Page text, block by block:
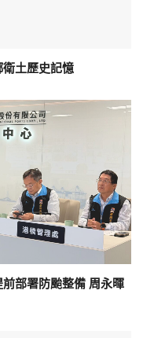
土歷史記憶
部署防颱整備 周永暉